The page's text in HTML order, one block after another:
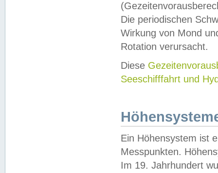
Die periodischen
Wirkung von Mond
Rotation verursacht.
Diese
Seeschifffahrt und
Ein Höhensystem ist
Messpunkten.
Im 19. Jahrhundert